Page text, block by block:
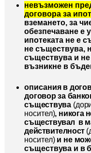
невъзможен
договора за
вземането, за
обезпечаване е
ипотеката не е
не съществува,
съществува и
възникне в
описания в
договор за
съществува
носител), никога
съществувал в
действителност
носител)и не
съществува и в